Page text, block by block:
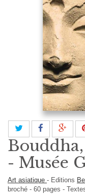
- Musée
Art asiatique - Editions
broché - 60 pages -